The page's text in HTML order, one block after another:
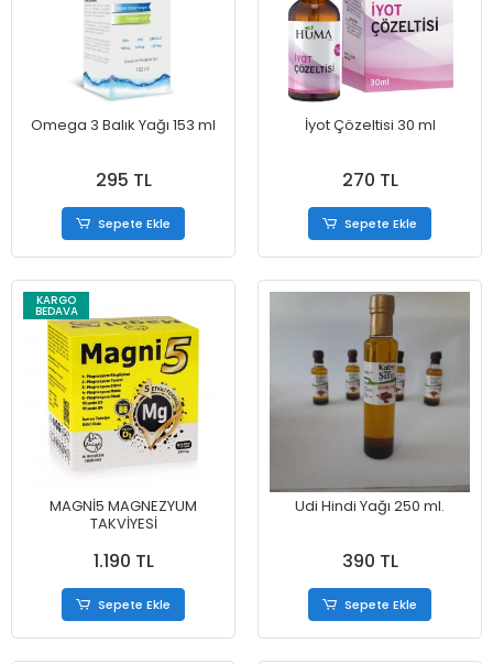
Omega 3 Balık Yağı 153 ml
295 TL
Sepete Ekle
İyot Çözeltisi 30 ml
270 TL
Sepete Ekle
KARGO
BEDAVA
MAGNİ5 MAGNEZYUM
TAKVİYESİ
1.190 TL
Sepete Ekle
Udi Hindi Yağı 250 ml.
390 TL
Sepete Ekle